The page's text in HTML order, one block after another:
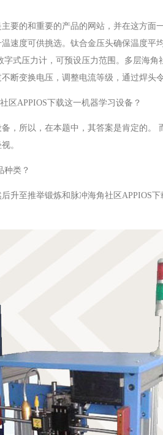
主要的和重要的产品的网站，并在这方面
温速度可供挑选。钛合金压头确保温度
数字式压力计，可预设压力范围。多层
变换电压，调整电流等级，通过焊
区APPIOS下载这一机器学习设备？
所以，在本题中，其答案是肯定的
。
类？
，然后升至推举锻炼和脉冲海角社区APPIOS